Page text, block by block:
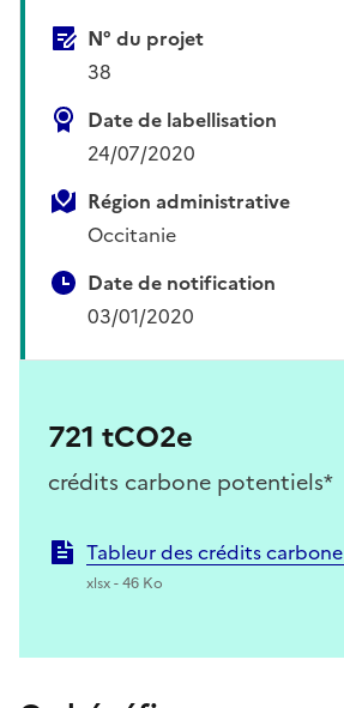
N° du projet
38
Date de labellisation
24/07/2020
Région administrative
Occitanie
Date de notification
03/01/2020
721 tCO2e
crédits carbone potentiels*
Tableur des crédits carbone
xlsx - 46 Ko